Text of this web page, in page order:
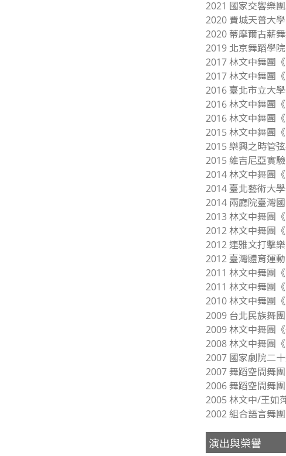
2021 國家交響樂
2020 費城天普大學
2020 蒂摩爾古薪
2019 北京舞蹈學院
2017 林文中舞團《
2017 林文中舞團《
2016 臺北市立大
2016 林文中舞團《
2016 林文中舞團《
2015 林文中舞團
2015 樂興之時管
2015 維吉尼亞實
2014 林文中舞團《
2014 臺北藝術大
2014 兩廳院臺灣
2013 林文中舞團《
2012 林文中舞團
2012 連雅文打擊
2012 臺灣體育運
2011 林文中舞團《
2011 林文中舞團《
2010 林文中舞團《
2009 台北民族舞
2009 林文中舞團《
2008 林文中舞團《
2007 國家劇院二
2007 舞蹈空間舞
2006 舞蹈空間舞團
2005 林文中/王如
2002 組合語言舞團
演出與榮譽